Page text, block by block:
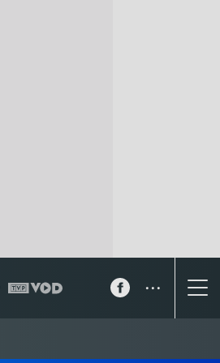
...